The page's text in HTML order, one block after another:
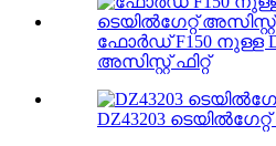
ഫോർഡ് F150 നുള്ള
അസിസ്റ്റ് ഫിറ്റ്
DZ43203